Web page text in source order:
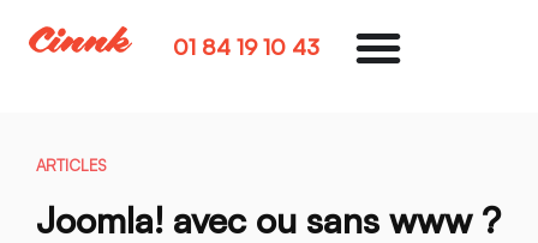
01 84 19 10 43
ARTICLES
Joomla! avec ou sans www ?